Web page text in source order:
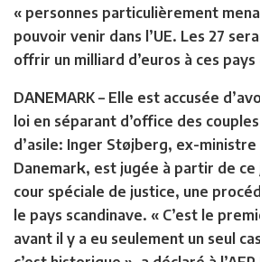
« personnes particulièrement
pouvoir venir dans l’UE. Les 27
offrir un milliard d’euros à ces pays
DANEMARK – Elle est accusée
loi en séparant d’office des
d’asile: Inger Støjberg, ex-
Danemark, est jugée à partir de ce
cour spéciale de justice, une
le pays scandinave. « C’est le
avant il y a eu seulement un seul